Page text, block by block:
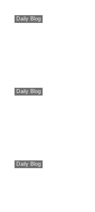
Daily Blog
Daily Blog
Daily Blog